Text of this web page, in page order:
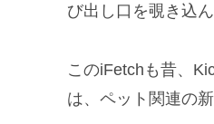
び出し口を覗き込
このiFetchも昔、
は、ペット関連の